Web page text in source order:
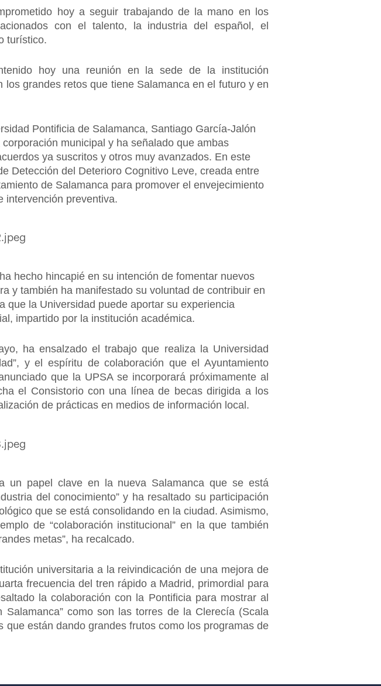
hoy a seguir trabajando de la mano en los
con el talento, la industria del español, el
turístico.
hoy una reunión en la sede de la institución
grandes retos que tiene Salamanca en el futuro y en
Pontificia de Salamanca, Santiago García-Jalón
municipal y ha señalado que ambas
ya suscritos y otros muy avanzados. En este
Detección del Deterioro Cognitivo Leve, creada entre
de Salamanca para promover el envejecimiento
intervención preventiva.
hecho hincapié en su intención de fomentar nuevos
y también ha manifestado su voluntad de contribuir en
que la Universidad puede aportar su experiencia
impartido por la institución académica.
ha ensalzado el trabajo que realiza la Universidad
y el espíritu de colaboración que el Ayuntamiento
que la UPSA se incorporará próximamente al
el Consistorio con una línea de becas dirigida a los
de prácticas en medios de información local.
un papel clave en la nueva Salamanca que se está
del conocimiento” y ha resaltado su participación
que se está consolidando en la ciudad. Asimismo,
de “colaboración institucional” en la que también
metas”, ha recalcado.
universitaria a la reivindicación de una mejora de
frecuencia del tren rápido a Madrid, primordial para
la colaboración con la Pontificia para mostrar al
como son las torres de la Clerecía (Scala
están dando grandes frutos como los programas de